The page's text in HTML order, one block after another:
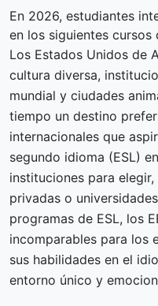
En 2026, estudiantes
en los siguientes cursos
Los Estados Unidos de
cultura diversa,
mundial y ciudades
tiempo un destino
internacionales que
segundo idioma (ESL)
instituciones para
privadas o
programas de ESL, los
incomparables para los
sus habilidades en el
entorno único y